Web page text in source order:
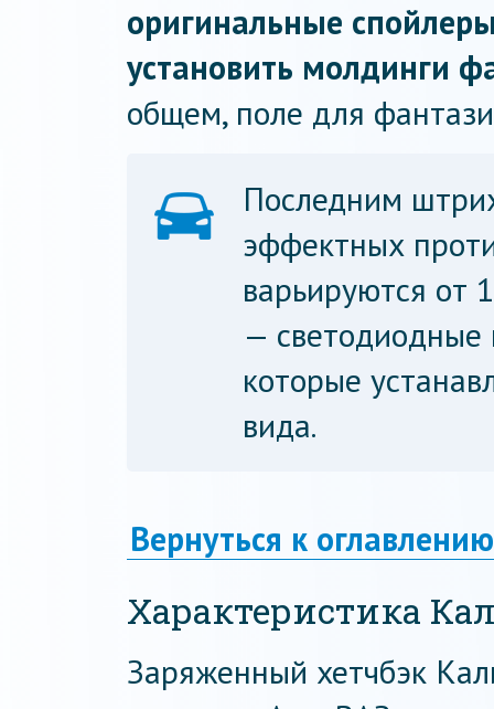
оригинальные
установить молдинги
общем, поле для
Последним
эффектных
варьируются от
— светодиодные
которые
вида.
Вернуться к оглавлению
Характеристика
Заряженный хетчбэк